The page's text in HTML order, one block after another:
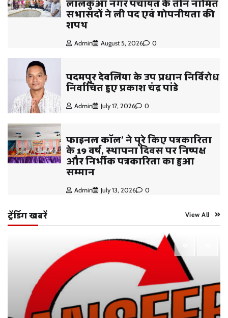
सभासदों ने ली पद एवं गोपनीयता की
शपथ
Admin August 5, 2026 0
पदमपुर देवलिया के उप प्रधान निर्विरोध
निर्वाचित हुए प्रकाश चंद्र पांडे
Admin July 17, 2026 0
फाइनल कॉल’ ने पूरे किए पत्रकारिता
के 19 वर्ष, स्थापना दिवस पर निष्पक्ष
और निर्भीक पत्रकारिता का हुआ
सम्मान
Admin July 13, 2026 0
ट्रेंडिंग खबरें View All